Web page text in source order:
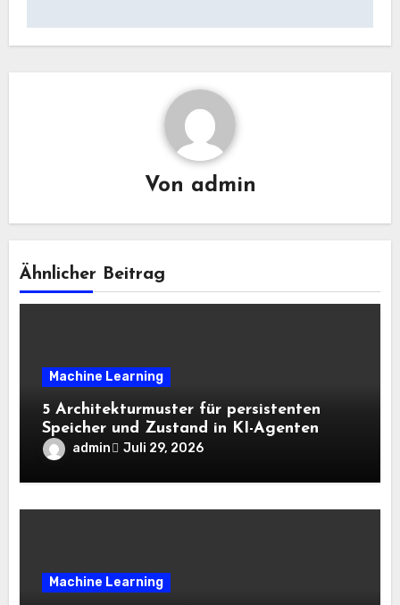
Von admin
Ähnlicher Beitrag
Machine Learning
5 Architekturmuster für persistenten
Speicher und Zustand in KI-Agenten
admin Juli 29, 2026
Machine Learning